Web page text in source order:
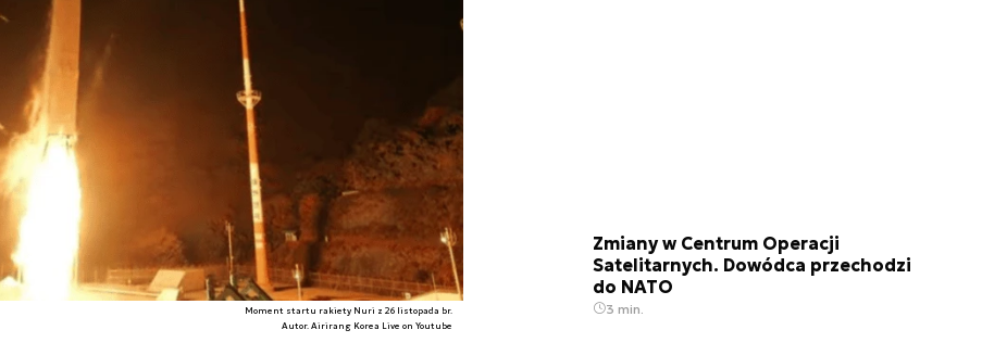
Moment startu rakiety Nuri z 26 listopada br.
Autor. Airirang Korea Live on Youtube
Zmiany w Centrum Operacji
Satelitarnych. Dowódca przechodzi
do NATO
3 min.